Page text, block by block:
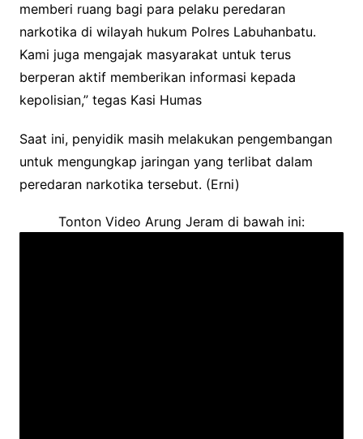
memberi ruang bagi para pelaku peredaran
narkotika di wilayah hukum Polres Labuhanbatu.
Kami juga mengajak masyarakat untuk terus
berperan aktif memberikan informasi kepada
kepolisian,” tegas Kasi Humas
Saat ini, penyidik masih melakukan pengembangan
untuk mengungkap jaringan yang terlibat dalam
peredaran narkotika tersebut. (Erni)
Tonton Video Arung Jeram di bawah ini: